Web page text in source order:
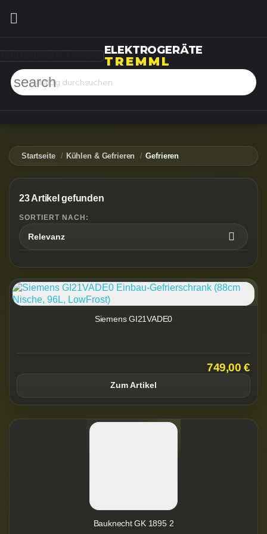

ELEKTROGERÄTE
TREMML
search
Startseite Kühlen & Gefrieren Gefrieren
23 Artikel gefunden
SORTIERT NACH:
Relevanz 
Siemens GI21VADE0
749,00 €
Zum Artikel
Bauknecht GK 1895 2